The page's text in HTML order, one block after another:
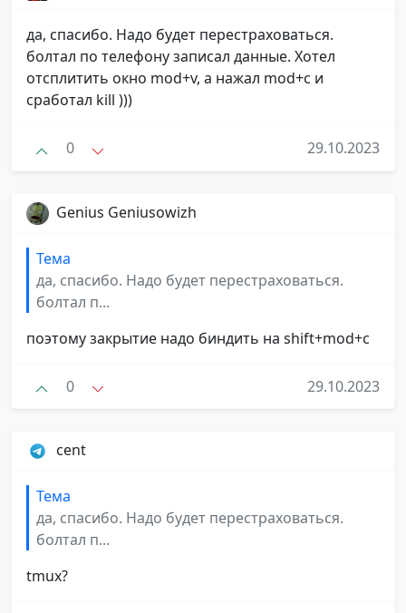
да, спасибо. Надо будет перестраховаться.
болтал по телефону записал данные. Хотел
отсплитить окно mod+v, а нажал mod+c и
сработал kill )))
0 29.10.2023
Genius Geniusowizh
Тема
да, спасибо. Надо будет перестраховаться.
болтал п...
поэтому закрытие надо биндить на shift+mod+c
0 29.10.2023
cent
Тема
да, спасибо. Надо будет перестраховаться.
болтал п...
tmux?